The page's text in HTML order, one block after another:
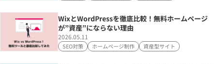
WixとWordPressを徹底比較！無料ホームページ
が”資産”にならない理由
2026.05.11
SEO対策 ホームページ制作 資産型サイト